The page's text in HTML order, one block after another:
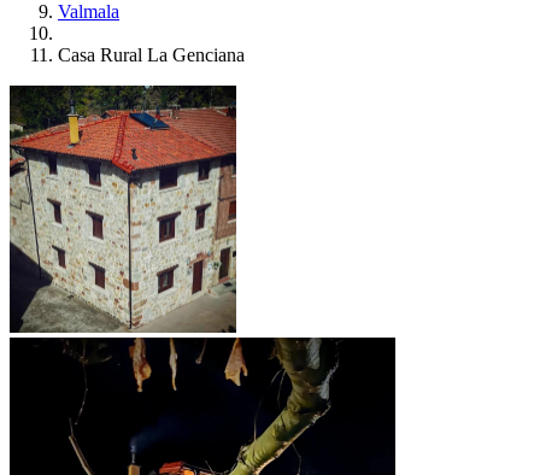
Valmala
Casa Rural La Genciana